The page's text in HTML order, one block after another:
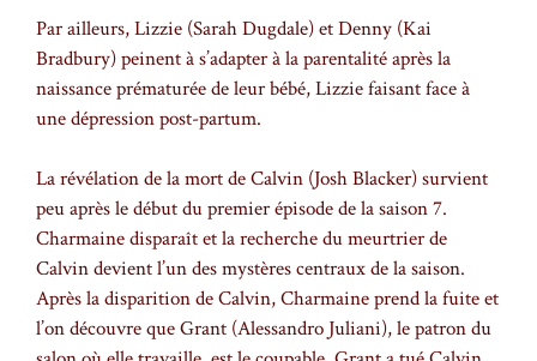
Par ailleurs, Lizzie (Sarah Dugdale) et Denny (Kai
Bradbury) peinent à s’adapter à la parentalité après la
naissance prématurée de leur bébé, Lizzie faisant face à
une dépression post-partum.
La révélation de la mort de Calvin (Josh Blacker) survient
peu après le début du premier épisode de la saison 7.
Charmaine disparaît et la recherche du meurtrier de
Calvin devient l’un des mystères centraux de la saison.
Après la disparition de Calvin, Charmaine prend la fuite et
l’on découvre que Grant (Alessandro Juliani), le patron du